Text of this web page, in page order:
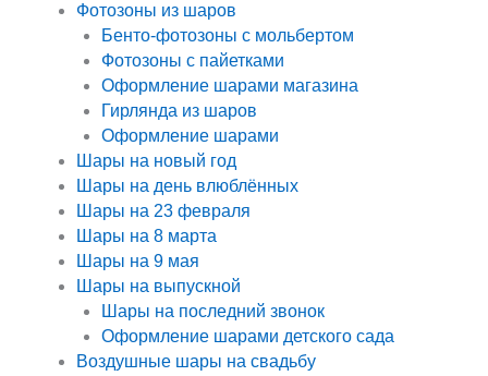
Фотозоны из шаров
Бенто-фотозоны с мольбертом
Фотозоны с пайетками
Оформление шарами магазина
Гирлянда из шаров
Оформление шарами
Шары на новый год
Шары на день влюблённых
Шары на 23 февраля
Шары на 8 марта
Шары на 9 мая
Шары на выпускной
Шары на последний звонок
Оформление шарами детского сада
Воздушные шары на свадьбу